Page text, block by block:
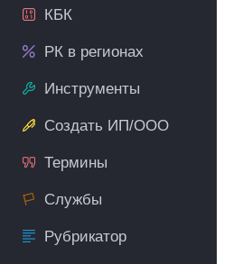
КБК
РК в регионах
Инструменты
Создать ИП/ООО
Термины
Службы
Рубрикатор